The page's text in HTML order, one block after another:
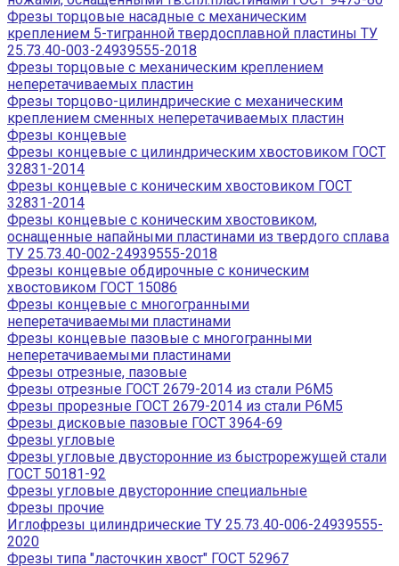
Фрезы торцовые насадные с механическим
креплением 5-тигранной твердосплавной пластины ТУ
25.73.40-003-24939555-2018
Фрезы торцовые с механическим креплением
неперетачиваемых пластин
Фрезы торцово-цилиндрические с механическим
креплением сменных неперетачиваемых пластин
Фрезы концевые
Фрезы концевые с цилиндрическим хвостовиком ГОСТ
32831-2014
Фрезы концевые с коническим хвостовиком ГОСТ
32831-2014
Фрезы концевые с коническим хвостовиком,
оснащенные напайными пластинами из твердого сплава
ТУ 25.73.40-002-24939555-2018
Фрезы концевые обдирочные с коническим
хвостовиком ГОСТ 15086
Фрезы концевые с многогранными
неперетачиваемыми пластинами
Фрезы концевые пазовые с многогранными
неперетачиваемыми пластинами
Фрезы отрезные, пазовые
Фрезы отрезные ГОСТ 2679-2014 из стали Р6М5
Фрезы прорезные ГОСТ 2679-2014 из стали Р6М5
Фрезы дисковые пазовые ГОСТ 3964-69
Фрезы угловые
Фрезы угловые двусторонние из быстрорежущей стали
ГОСТ 50181-92
Фрезы угловые двусторонние специальные
Фрезы прочие
Иглофрезы цилиндрические ТУ 25.73.40-006-24939555-
2020
Фрезы типа "ласточкин хвост" ГОСТ 52967